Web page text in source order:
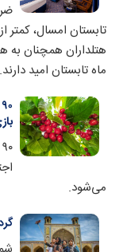
تابستان امسال،
هتلداران همچنان به
ماه تابستان امید دارند.
می‌شود.